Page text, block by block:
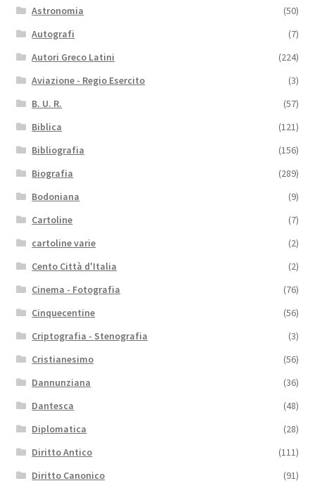
Astronomia
(50)
Autografi
(7)
Autori Greco Latini
(224)
Aviazione - Regio Esercito
(3)
B. U. R.
(57)
Biblica
(121)
Bibliografia
(156)
Biografia
(289)
Bodoniana
(9)
Cartoline
(7)
cartoline varie
(2)
Cento Città d'Italia
(2)
Cinema - Fotografia
(76)
Cinquecentine
(56)
Criptografia - Stenografia
(3)
Cristianesimo
(56)
Dannunziana
(36)
Dantesca
(48)
Diplomatica
(28)
Diritto Antico
(111)
Diritto Canonico
(91)